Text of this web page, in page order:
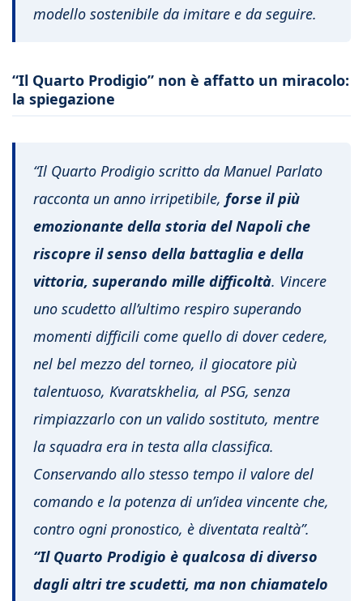
modello sostenibile da imitare e da seguire.
“Il Quarto Prodigio” non è affatto un miracolo:
la spiegazione
“Il Quarto Prodigio scritto da Manuel Parlato
racconta un anno irripetibile, forse il più
emozionante della storia del Napoli che
riscopre il senso della battaglia e della
vittoria, superando mille difficoltà. Vincere
uno scudetto all’ultimo respiro superando
momenti difficili come quello di dover cedere,
nel bel mezzo del torneo, il giocatore più
talentuoso, Kvaratskhelia, al PSG, senza
rimpiazzarlo con un valido sostituto, mentre
la squadra era in testa alla classifica.
Conservando allo stesso tempo il valore del
comando e la potenza di un’idea vincente che,
contro ogni pronostico, è diventata realtà”.
“Il Quarto Prodigio è qualcosa di diverso
dagli altri tre scudetti, ma non chiamatelo